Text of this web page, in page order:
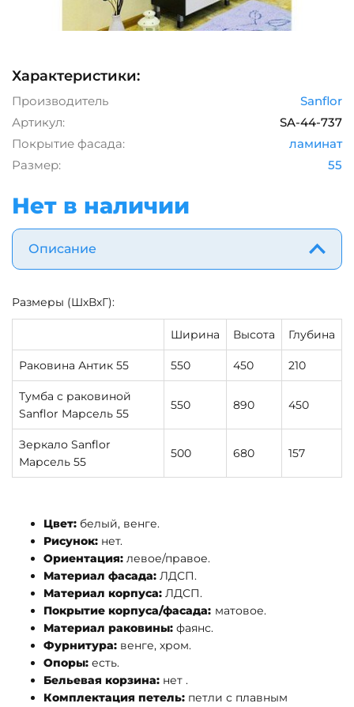
Характеристики:
Производитель
Sanflor
Артикул:
SA-44-737
Покрытие фасада:
ламинат
Размер:
55
Нет в наличии
Описание
Размеры (ШхВхГ):
Ширина Высота Глубина
Раковина Антик 55 550 450 210
Тумба c раковиной
Sanflor Марсель 55
550 890 450
Зеркало Sanflor
Марсель 55
500 680 157
Цвет: белый, венге.
Рисунок: нет.
Ориентация: левое/правое.
Материал фасада: ЛДСП.
Материал корпуса: ЛДСП.
Покрытие корпуса/фасада: матовое.
Материал раковины: фаянс.
Фурнитура: венге, хром.
Опоры: есть.
Бельевая корзина: нет .
Комплектация петель: петли с плавным